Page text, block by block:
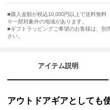
購入金額が税込10,000円以上で送料無料
※一部対象外の地域があります。
ギフトラッピングご希望のお客様は、別
さい。
アイテム説明
アウトドアギアとしても